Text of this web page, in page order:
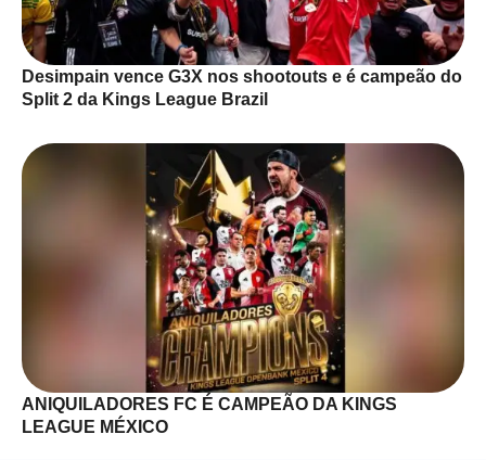
Desimpain vence G3X nos shootouts e é campeão do
Split 2 da Kings League Brazil
ANIQUILADORES FC É CAMPEÃO DA KINGS
LEAGUE MÉXICO